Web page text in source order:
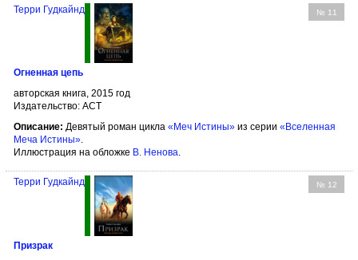
№ 11
Терри Гудкайнд
Огненная цепь
авторская книга, 2015 год
Издательство: АСТ
Описание: Девятый роман цикла «Меч Истины» из серии «Вселенная
Меча Истины».
Иллюстрация на обложке В. Ненова.
№ 12
Терри Гудкайнд
Призрак